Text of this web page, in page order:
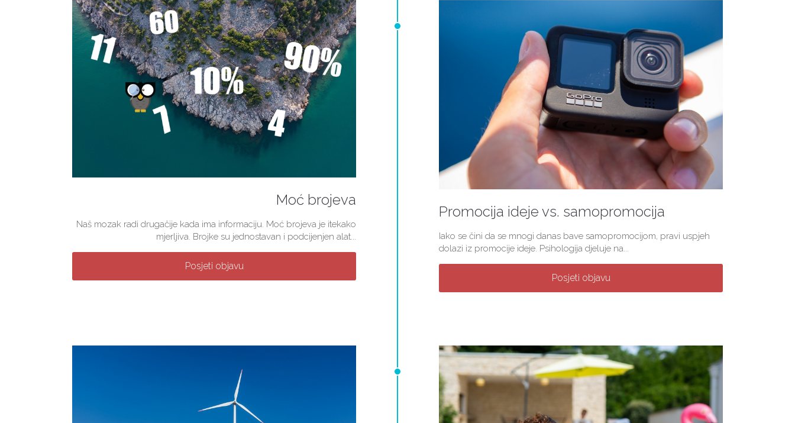
Moć brojeva
Naš mozak radi drugačije kada ima informaciju. Moć brojeva je itekako
mjerljiva. Brojke su jednostavan i podcijenjen alat...
Posjeti objavu
Promocija ideje vs. samopromocija
Iako se čini da se mnogi danas bave samopromocijom, pravi uspjeh
dolazi iz promocije ideje. Psihologija djeluje na...
Posjeti objavu